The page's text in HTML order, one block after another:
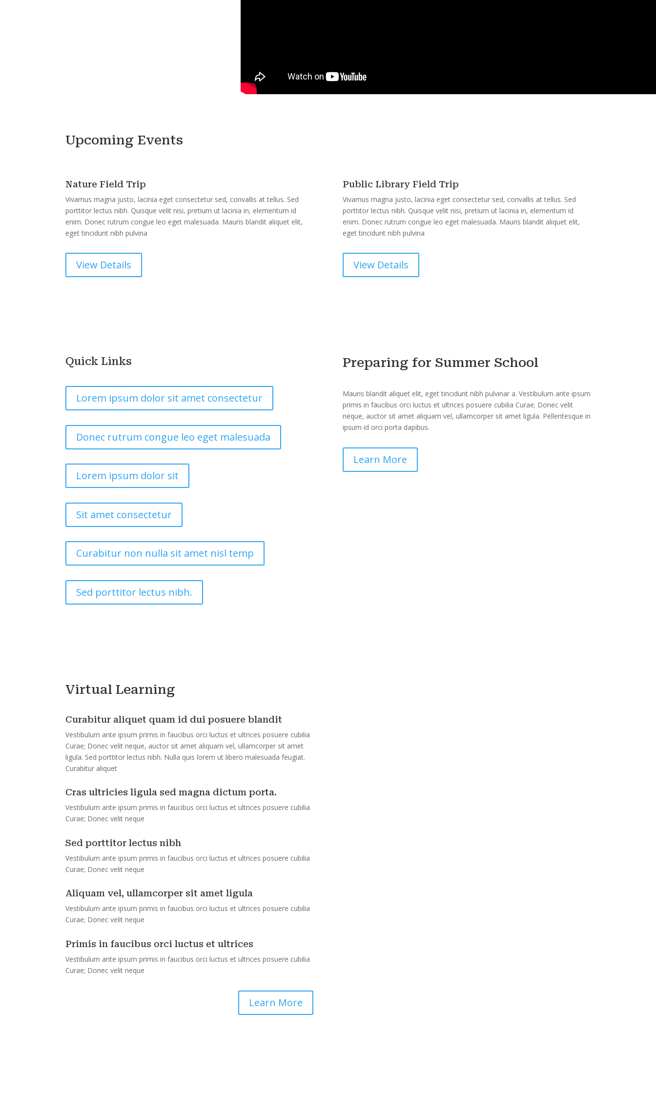
Upcoming Events
Nature Field Trip
Vivamus magna justo, lacinia eget consectetur sed, convallis at tellus. Sed
porttitor lectus nibh. Quisque velit nisi, pretium ut lacinia in, elementum id
enim. Donec rutrum congue leo eget malesuada. Mauris blandit aliquet elit,
eget tincidunt nibh pulvina
View Details
Public Library Field Trip
Vivamus magna justo, lacinia eget consectetur sed, convallis at tellus. Sed
porttitor lectus nibh. Quisque velit nisi, pretium ut lacinia in, elementum id
enim. Donec rutrum congue leo eget malesuada. Mauris blandit aliquet elit,
eget tincidunt nibh pulvina
View Details
Quick Links
Lorem ipsum dolor sit amet consectetur
Donec rutrum congue leo eget malesuada
Lorem ipsum dolor sit
Sit amet consectetur
Curabitur non nulla sit amet nisl temp
Sed porttitor lectus nibh.
Preparing for Summer School
Mauris blandit aliquet elit, eget tincidunt nibh pulvinar a. Vestibulum ante ipsum
primis in faucibus orci luctus et ultrices posuere cubilia Curae; Donec velit
neque, auctor sit amet aliquam vel, ullamcorper sit amet ligula. Pellentesque in
ipsum id orci porta dapibus.
Learn More
Virtual Learning
Curabitur aliquet quam id dui posuere blandit
Vestibulum ante ipsum primis in faucibus orci luctus et ultrices posuere cubilia
Curae; Donec velit neque, auctor sit amet aliquam vel, ullamcorper sit amet
ligula. Sed porttitor lectus nibh. Nulla quis lorem ut libero malesuada feugiat.
Curabitur aliquet
Cras ultricies ligula sed magna dictum porta.
Vestibulum ante ipsum primis in faucibus orci luctus et ultrices posuere cubilia
Curae; Donec velit neque
Sed porttitor lectus nibh
Vestibulum ante ipsum primis in faucibus orci luctus et ultrices posuere cubilia
Curae; Donec velit neque
Aliquam vel, ullamcorper sit amet ligula
Vestibulum ante ipsum primis in faucibus orci luctus et ultrices posuere cubilia
Curae; Donec velit neque
Primis in faucibus orci luctus et ultrices
Vestibulum ante ipsum primis in faucibus orci luctus et ultrices posuere cubilia
Curae; Donec velit neque
Learn More